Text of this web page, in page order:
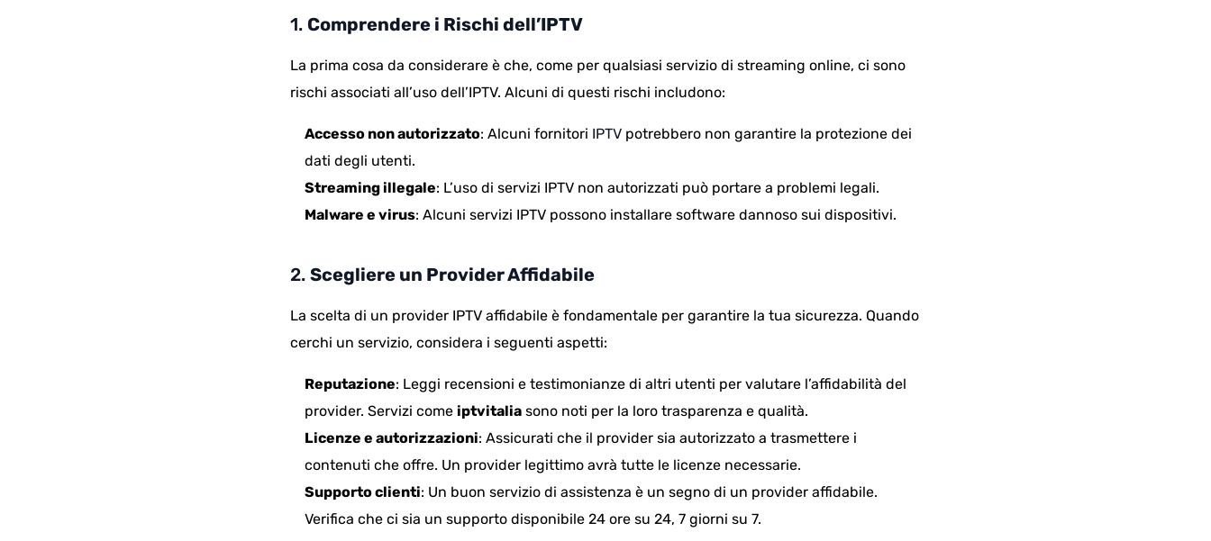
1. Comprendere i Rischi dell’IPTV
La prima cosa da considerare è che, come per qualsiasi servizio di streaming online, ci sono
rischi associati all’uso dell’IPTV. Alcuni di questi rischi includono:
Accesso non autorizzato: Alcuni fornitori IPTV potrebbero non garantire la protezione dei
dati degli utenti.
Streaming illegale: L’uso di servizi IPTV non autorizzati può portare a problemi legali.
Malware e virus: Alcuni servizi IPTV possono installare software dannoso sui dispositivi.
2. Scegliere un Provider Affidabile
La scelta di un provider IPTV affidabile è fondamentale per garantire la tua sicurezza. Quando
cerchi un servizio, considera i seguenti aspetti:
Reputazione: Leggi recensioni e testimonianze di altri utenti per valutare l’affidabilità del
provider. Servizi come iptvitalia sono noti per la loro trasparenza e qualità.
Licenze e autorizzazioni: Assicurati che il provider sia autorizzato a trasmettere i
contenuti che offre. Un provider legittimo avrà tutte le licenze necessarie.
Supporto clienti: Un buon servizio di assistenza è un segno di un provider affidabile.
Verifica che ci sia un supporto disponibile 24 ore su 24, 7 giorni su 7.